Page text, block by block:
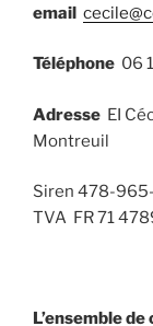
email
Téléphone 06
Adresse EI
Montreuil
Siren 478-
TVA FR 71
L’ensemble